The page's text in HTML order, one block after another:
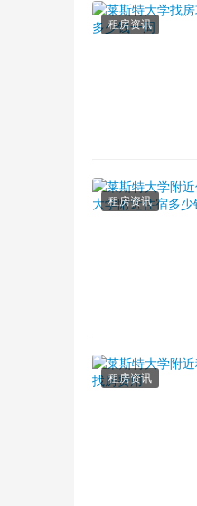
租房资讯
租房资讯
租房资讯